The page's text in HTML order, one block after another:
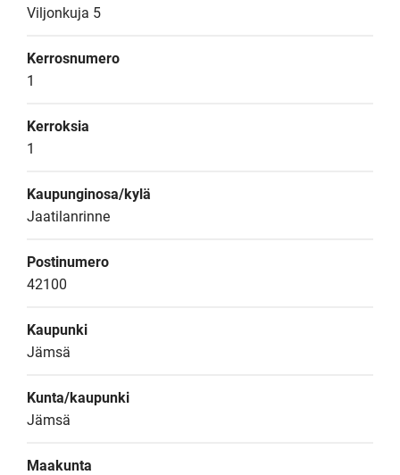
Viljonkuja 5
Kerrosnumero
1
Kerroksia
1
Kaupunginosa/kylä
Jaatilanrinne
Postinumero
42100
Kaupunki
Jämsä
Kunta/kaupunki
Jämsä
Maakunta